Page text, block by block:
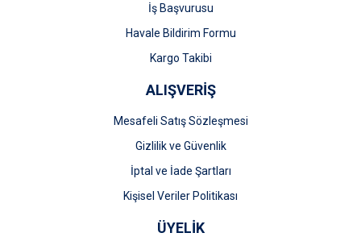
İş Başvurusu
Havale Bildirim Formu
Kargo Takibi
ALIŞVERİŞ
Mesafeli Satış Sözleşmesi
Gizlilik ve Güvenlik
İptal ve İade Şartları
Kişisel Veriler Politikası
ÜYELİK